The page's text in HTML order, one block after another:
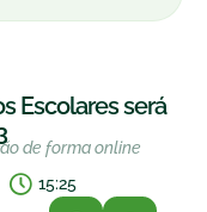
Escolares será
de forma online
15:25